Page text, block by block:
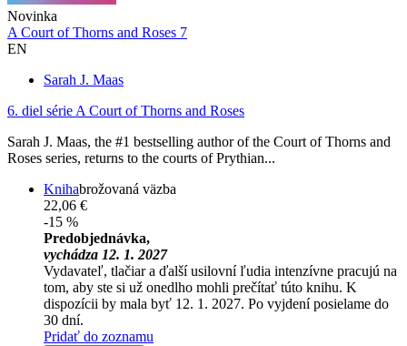
Novinka
A Court of Thorns and Roses 7
EN
Sarah J. Maas
6. diel série A Court of Thorns and Roses
Sarah J. Maas, the #1 bestselling author of the Court of Thorns and
Roses series, returns to the courts of Prythian...
Knihabrožovaná väzba
22,06 €
-15 %
Predobjednávka,
vychádza 12. 1. 2027
Vydavateľ, tlačiar a ďalší usilovní ľudia intenzívne pracujú na
tom, aby ste si už onedlho mohli prečítať túto knihu. K
dispozícii by mala byť 12. 1. 2027. Po vyjdení posielame do
30 dní.
Pridať do zoznamu